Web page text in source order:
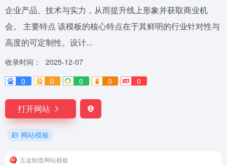
企业产品、技术与实力，从而提升线上形象并获取商业机
会。 主要特点 该模板的核心特点在于其鲜明的行业针对性与
高度的可定制性。设计...
收录时间：
2025-12-07
0
0 0 0 0
打开网站
网站模板
五金制造网站模板